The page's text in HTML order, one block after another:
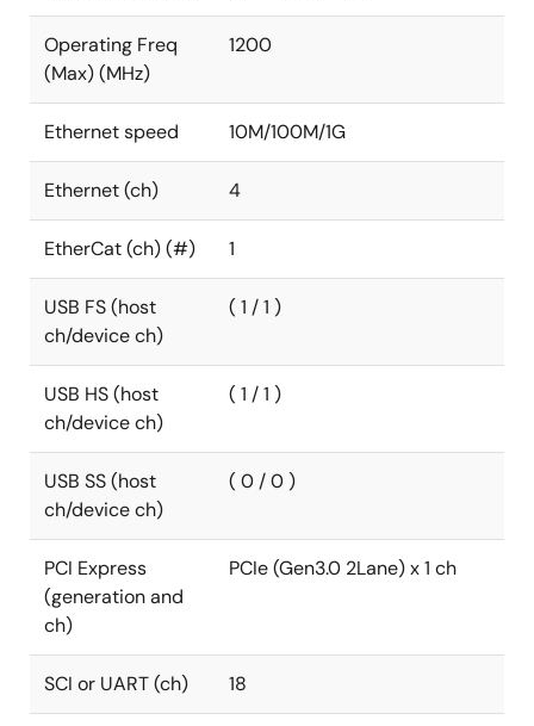
Operating Freq
(Max) (MHz)
1200
Ethernet speed 10M/100M/1G
Ethernet (ch) 4
EtherCat (ch) (#) 1
USB FS (host
ch/device ch)
( 1 / 1 )
USB HS (host
ch/device ch)
( 1 / 1 )
USB SS (host
ch/device ch)
( 0 / 0 )
PCI Express
(generation and
ch)
PCIe (Gen3.0 2Lane) x 1 ch
SCI or UART (ch) 18